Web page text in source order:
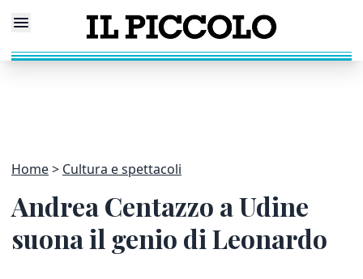
Home Cultura e spettacoli
Andrea Centazzo a Udine
suona il genio di Leonardo